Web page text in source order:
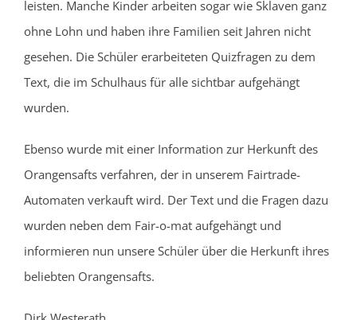
leisten. Manche Kinder arbeiten sogar wie Sklaven ganz
ohne Lohn und haben ihre Familien seit Jahren nicht
gesehen. Die Schüler erarbeiteten Quizfragen zu dem
Text, die im Schulhaus für alle sichtbar aufgehängt
wurden.
Ebenso wurde mit einer Information zur Herkunft des
Orangensafts verfahren, der in unserem Fairtrade-
Automaten verkauft wird. Der Text und die Fragen dazu
wurden neben dem Fair-o-mat aufgehängt und
informieren nun unsere Schüler über die Herkunft ihres
beliebten Orangensafts.